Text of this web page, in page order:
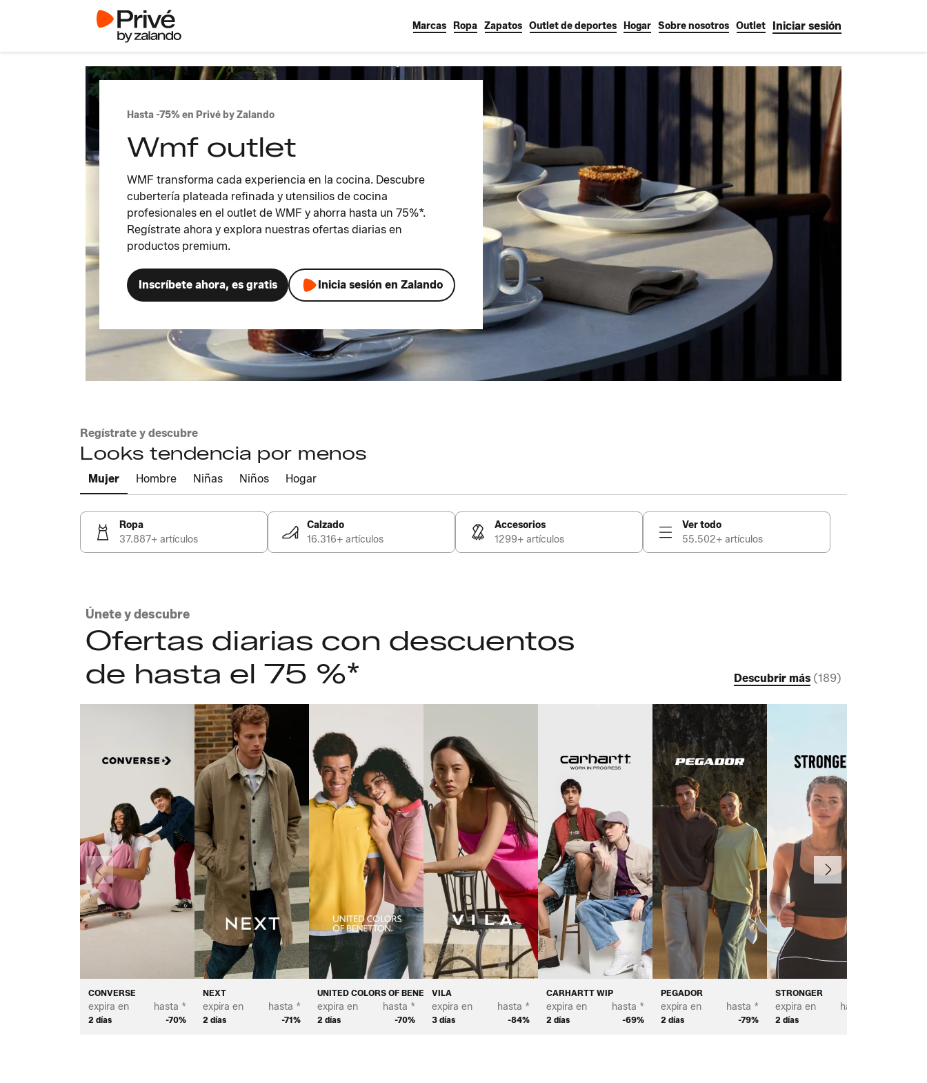
Marcas Ropa Zapatos Outlet de deportes Hogar Sobre nosotros Outlet Iniciar sesión
Hasta -75% en Privé by Zalando
Wmf outlet
WMF transforma cada experiencia en la cocina. Descubre
cubertería plateada refinada y utensilios de cocina
profesionales en el outlet de WMF y ahorra hasta un 75%*.
Regístrate ahora y explora nuestras ofertas diarias en
productos premium.
Inscríbete ahora, es gratis Inicia sesión en Zalando
Regístrate y descubre
Looks tendencia por menos
Mujer Hombre Niñas Niños Hogar
Ropa
37.887+ artículos
Calzado
16.316+ artículos
Accesorios
1299+ artículos
Ver todo
55.502+ artículos
Únete y descubre
Ofertas diarias con descuentos
de hasta el 75 %*
Descubrir más (189)
CONVERSE
expira en
2 días
hasta *
-70%
NEXT
expira en
2 días
hasta *
-71%
UNITED COLORS OF BENETTON
expira en
2 días
hasta *
-70%
VILA
expira en
3 días
hasta *
-84%
CARHARTT WIP
expira en
2 días
hasta *
-69%
PEGADOR
expira en
2 días
hasta *
-79%
STRONGER
expira en
2 días
hasta *
Anteriormente Continuar